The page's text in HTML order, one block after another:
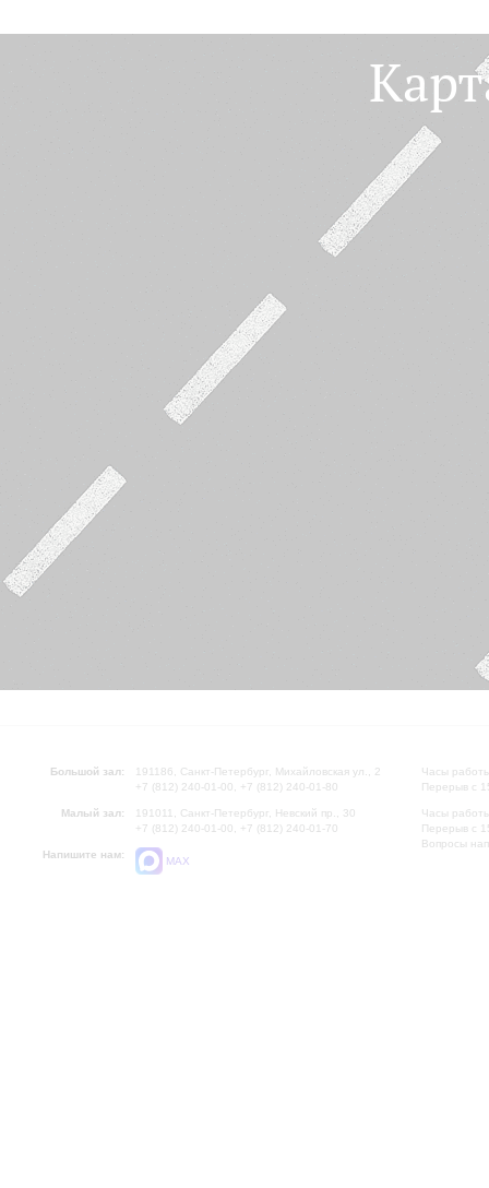
Большой зал:
191186, Санкт-Петербург, Михайловская ул., 2
+7 (812) 240-01-00, +7 (812) 240-01-80
Малый зал:
191011, Санкт-Петербург, Невский пр., 30
+7 (812) 240-01-00, +7 (812) 240-01-70
Напишите нам:
MAX
Часы
Перерыв с
Часы
Перерыв с
Вопросы